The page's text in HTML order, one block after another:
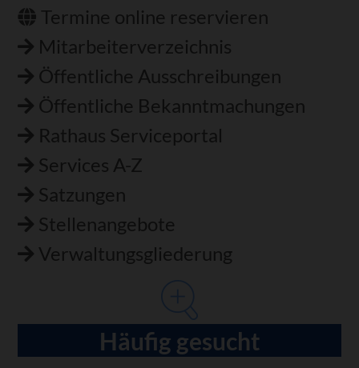
Termine online reservieren
Mitarbeiterverzeichnis
Öffentliche Ausschreibungen
Öffentliche Bekanntmachungen
Rathaus Serviceportal
Services A-Z
Satzungen
Stellenangebote
Verwaltungsgliederung
Häufig gesucht